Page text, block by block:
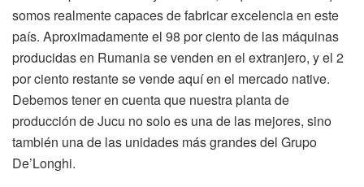
somos realmente capaces de fabricar excelencia en este
país. Aproximadamente el 98 por ciento de las máquinas
producidas en Rumania se venden en el extranjero, y el 2
por ciento restante se vende aquí en el mercado native.
Debemos tener en cuenta que nuestra planta de
producción de Jucu no solo es una de las mejores, sino
también una de las unidades más grandes del Grupo
De’Longhi.